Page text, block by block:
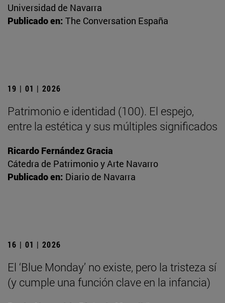
Universidad de Navarra
Publicado en: The Conversation España
19 | 01 | 2026
Patrimonio e identidad (100). El espejo,
entre la estética y sus múltiples significados
Ricardo Fernández Gracia
Cátedra de Patrimonio y Arte Navarro
Publicado en: Diario de Navarra
16 | 01 | 2026
El ‘Blue Monday’ no existe, pero la tristeza sí
(y cumple una función clave en la infancia)